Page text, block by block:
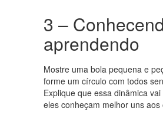
3 –
aprendendo
Mostre uma bola pequena e
forme um círculo com todos
Explique que essa dinâmica
eles conheçam melhor uns aos